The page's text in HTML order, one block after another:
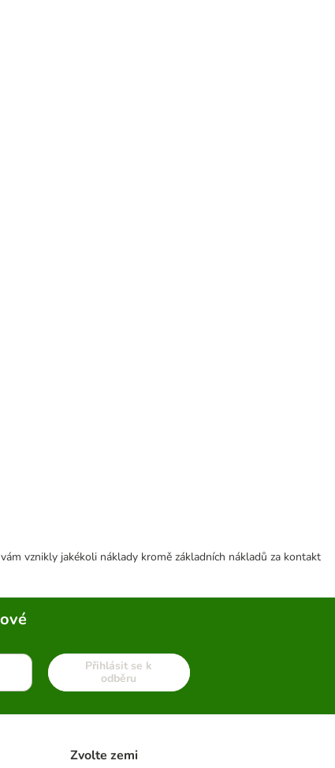
vznikly jakékoli náklady kromě základních nákladů za kontakt
Přihlásit se k
odběru
Zvolte zemi